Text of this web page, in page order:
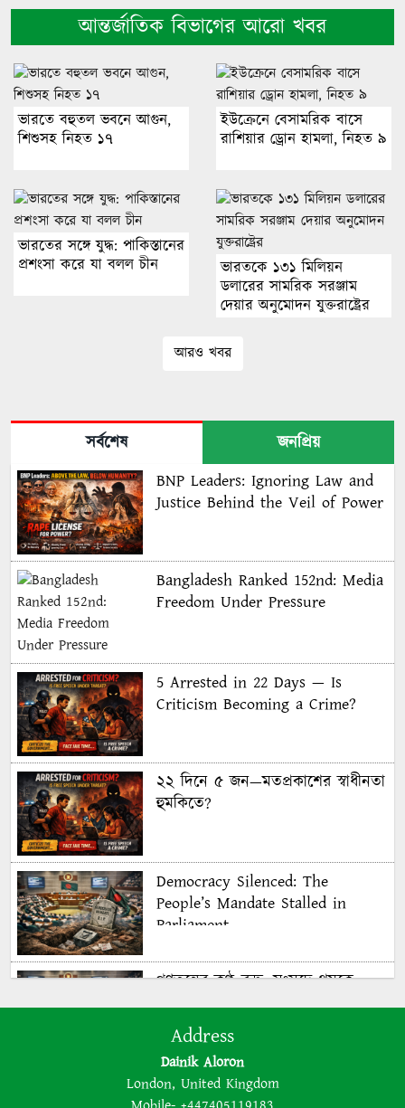
আন্তর্জাতিক বিভাগের আরো খবর
ভারতে বহুতল ভবনে আগুন,
শিশুসহ নিহত ১৭
ইউক্রেনে বেসামরিক বাসে
রাশিয়ার ড্রোন হামলা, নিহত ৯
ভারতের সঙ্গে যুদ্ধ: পাকিস্তানের
প্রশংসা করে যা বলল চীন
ভারতকে ১৩১ মিলিয়ন
ডলারের সামরিক সরঞ্জাম
দেয়ার অনুমোদন যুক্তরাষ্ট্রের
আরও খবর
সর্বশেষ
জনপ্রিয়
BNP Leaders: Ignoring Law and
Justice Behind the Veil of Power
Bangladesh Ranked 152nd: Media
Freedom Under Pressure
5 Arrested in 22 Days — Is
Criticism Becoming a Crime?
২২ দিনে ৫ জন—মতপ্রকাশের স্বাধীনতা
হুমকিতে?
Democracy Silenced: The
People’s Mandate Stalled in
Parliament
গণতন্ত্রের কণ্ঠ রুদ্ধ: সংসদে থমকে
গণরায়
The BNP is disregarding
democracy out of a lust for
Address
Dainik Aloron
London, United Kingdom